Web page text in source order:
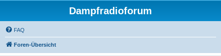
Dampfradioforum
FAQ
Foren-Übersicht